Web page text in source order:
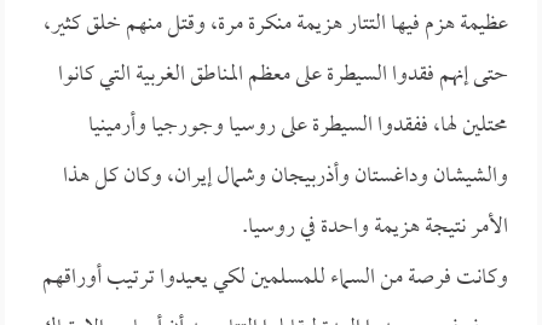
عظيمة هزم فيها التتار هزيمة منكرة مرة، وقتل منهم خلق كثير،
حتى إنهم فقدوا السيطرة على معظم المناطق الغربية التي كانوا
محتلين لها، ففقدوا السيطرة على روسيا وجورجيا وأرمينيا
والشيشان وداغستان وأذربيجان وشمال إيران، وكان كل هذا
الأمر نتيجة هزيمة واحدة في روسيا.
وكانت فرصة من السماء للمسلمين لكي يعيدوا ترتيب أوراقهم